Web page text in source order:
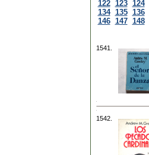
122 123 124
134 135 136
146 147 148
1541.
1542.